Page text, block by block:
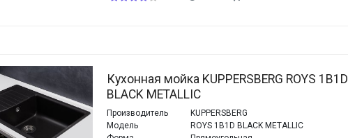
Кухонная мойка KUPPERSBERG ROYS 1B1D
BLACK METALLIC
Производитель
KUPPERSBERG
Модель
ROYS 1B1D BLACK METALLIC